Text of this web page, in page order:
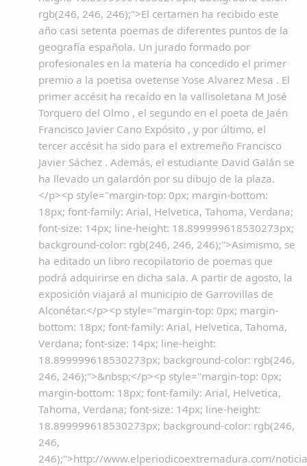
rgb(246, 246, 246);">El certamen ha recibido este
año casi setenta poemas de diferentes puntos de la
geografía española. Un jurado formado por
profesionales en la materia ha concedido el primer
premio a la poetisa ovetense Yose Alvarez Mesa . El
primer accésit ha recaído en la vallisoletana M José
Torquero del Olmo , el segundo en el poeta de Jaén
Francisco Javier Cano Expósito , y por último, el
tercer accésit ha sido para el extremeño Francisco
Javier Sáchez . Además, el estudiante David Galán se
ha llevado un galardón por su dibujo de la plaza.
</p><p style="margin-top: 0px; margin-bottom:
18px; font-family: Arial, Helvetica, Tahoma, Verdana;
font-size: 14px; line-height: 18.899999618530273px;
background-color: rgb(246, 246, 246);">Asimismo, se
ha editado un libro recopilatorio de poemas que
podrá adquirirse en dicha sala. A partir de agosto, la
exposición viajará al municipio de Garrovillas de
Alconétar.</p><p style="margin-top: 0px; margin-
bottom: 18px; font-family: Arial, Helvetica, Tahoma,
Verdana; font-size: 14px; line-height:
18.899999618530273px; background-color: rgb(246,
246, 246);">&nbsp;</p><p style="margin-top: 0px;
margin-bottom: 18px; font-family: Arial, Helvetica,
Tahoma, Verdana; font-size: 14px; line-height:
18.899999618530273px; background-color: rgb(246,
246,
246);">http://www.elperiodicoextremadura.com/